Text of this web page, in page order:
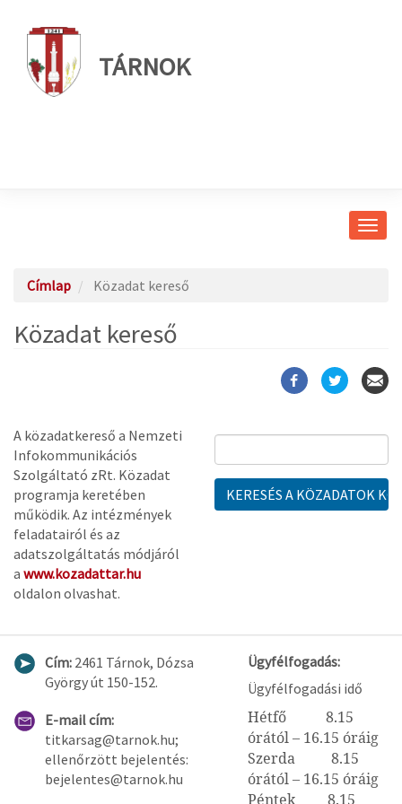
TÁRNOK
Címlap Közadat kereső
Közadat kereső
A közadatkereső a Nemzeti
Infokommunikációs
Szolgáltató zRt. Közadat
programja keretében
működik. Az intézmények
feladatairól és az
adatszolgáltatás módjáról
a www.kozadattar.hu
oldalon olvashat.
Cím: 2461 Tárnok, Dózsa
György út 150-152.
E-mail cím:
titkarsag@tarnok.hu;
ellenőrzött bejelentés:
bejelentes@tarnok.hu
Ügyfélfogadás:
Ügyfélfogadási idő
Hétfő 8.15
órától – 16.15 óráig
Szerda 8.15
órától – 16.15 óráig
Péntek 8.15